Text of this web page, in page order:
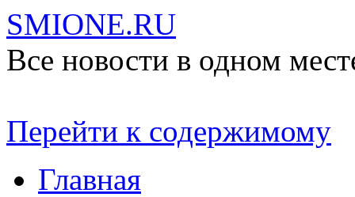
SMIONE.RU
Все новости в одном
Перейти к содержимому
Главная